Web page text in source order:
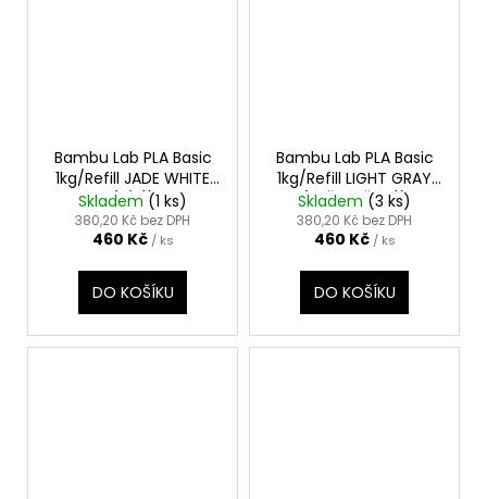
Bambu Lab PLA Basic
1kg/Refill JADE WHITE
(BÍLÁ)
Skladem (1 ks)
380,20 Kč bez DPH
460 Kč / ks
DO KOŠÍKU
Bambu Lab PLA Basic
1kg/Refill LIGHT GRAY
(SVĚTLE ŠEDÁ)
Skladem (3 ks)
380,20 Kč bez DPH
460 Kč / ks
DO KOŠÍKU